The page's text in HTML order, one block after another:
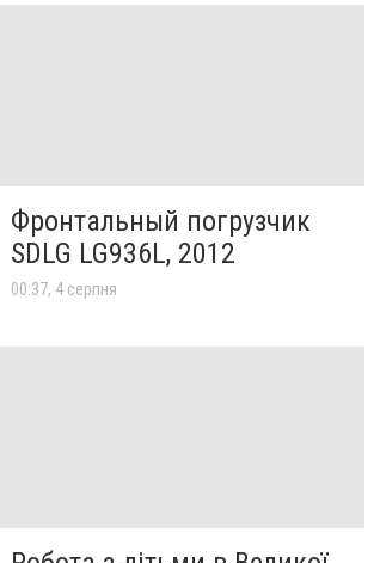
Фронтальный погрузчик
SDLG LG936L, 2012
00:37, 4 серпня